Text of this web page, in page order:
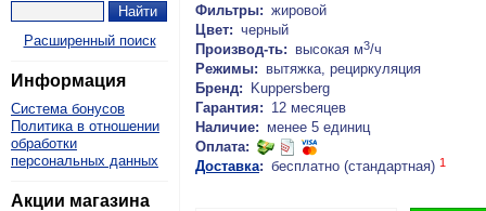
Расширенный поиск
Информация
Система бонусов
Политика в отношении
обработки
персональных данных
Акции магазина
Фильтры: жировой
Цвет: черный
Производ-ть: высокая м3/ч
Режимы: вытяжка, рециркуляция
Бренд:
Kuppersberg
Гарантия: 12 месяцев
Наличие: менее 5 единиц
Оплата:
Доставка: бесплатно (стандартная) 1